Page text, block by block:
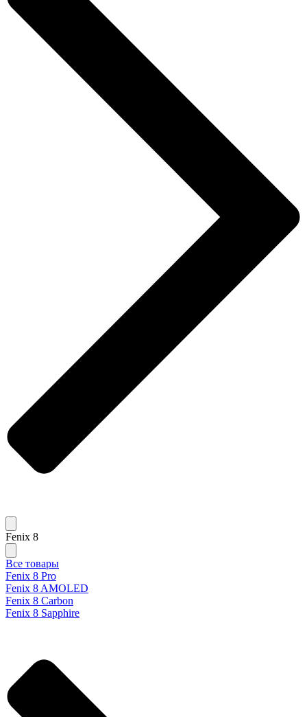
Fenix 8
Все товары
Fenix 8 Pro
Fenix 8 AMOLED
Fenix 8 Carbon
Fenix 8 Sapphire